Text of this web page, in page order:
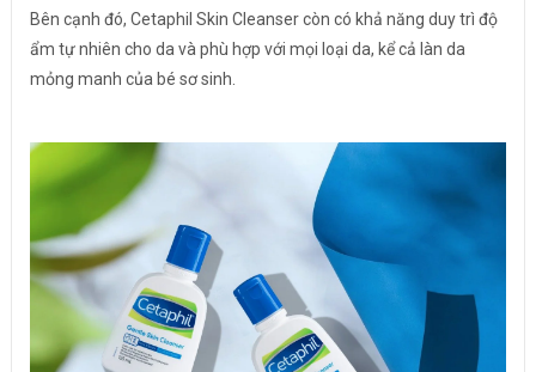
Bên cạnh đó, Cetaphil Skin Cleanser còn có khả năng duy trì độ
ẩm tự nhiên cho da và phù hợp với mọi loại da, kể cả làn da
mỏng manh của bé sơ sinh.